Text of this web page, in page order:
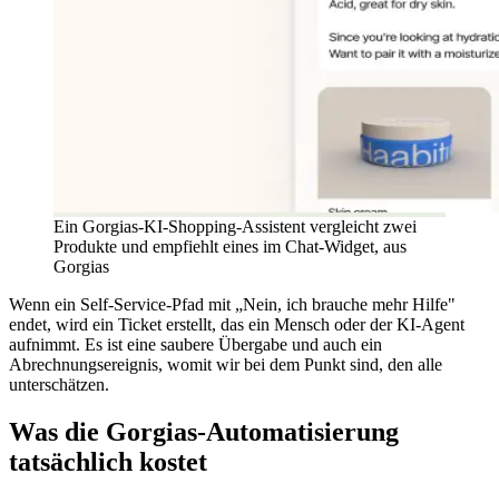
Ein Gorgias-KI-Shopping-Assistent vergleicht zwei
Produkte und empfiehlt eines im Chat-Widget, aus
Gorgias
Wenn ein Self-Service-Pfad mit „Nein, ich brauche mehr Hilfe"
endet, wird ein Ticket erstellt, das ein Mensch oder der KI-Agent
aufnimmt. Es ist eine saubere Übergabe und auch ein
Abrechnungsereignis, womit wir bei dem Punkt sind, den alle
unterschätzen.
Was die Gorgias-Automatisierung
tatsächlich kostet